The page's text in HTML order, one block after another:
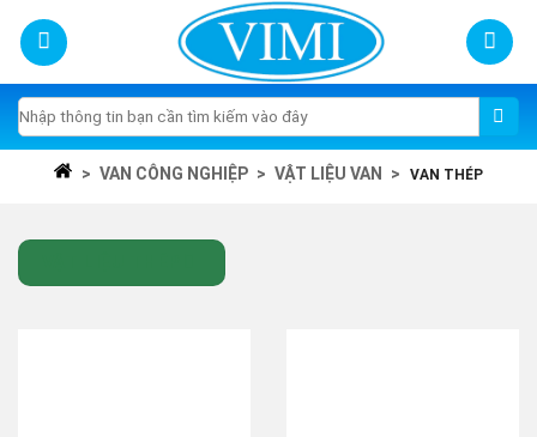
content
Tìm
kiếm:
> VAN CÔNG NGHIỆP > VẬT LIỆU VAN > VAN THÉP